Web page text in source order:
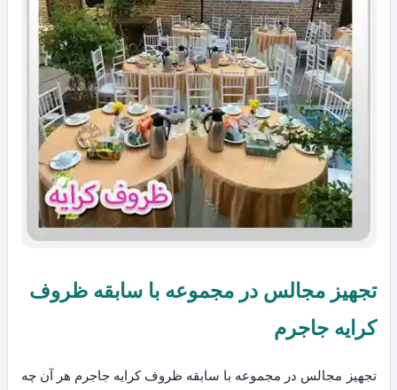
تجهیز مجالس در مجموعه با سابقه ظروف
کرایه جاجرم
تجهیز مجالس در مجموعه با سابقه ظروف کرایه جاجرم هر آن چه